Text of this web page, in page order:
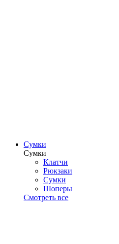
Сумки
Сумки
Клатчи
Рюкзаки
Сумки
Шоперы
Смотреть все